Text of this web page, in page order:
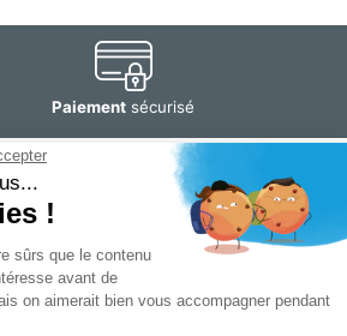
Paiement sécurisé
Email
SAS
rue Antoine Lavoisier